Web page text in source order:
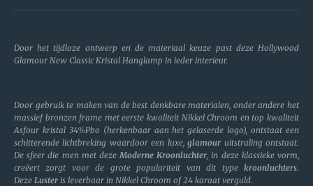
Door het tijdloze ontwerp en de materiaal keuze past deze Hollywood
Glamour New Classic Kristal Hanglamp in ieder interieur.
Door gebruik te maken van de best denkbare materialen, onder andere het
massief bronzen frame met eerste kwaliteit Nikkel Chroom en top kwaliteit
Asfour kristal 34%Pbo (herkenbaar aan het gelaserde logo), ontstaat een
schitterende lichtbreking waardoor een luxe,glamour uitstraling ontstaat.
De sfeer die men met dezeModerne Kroonluchter, in deze klassieke vorm,
creëert zorgt voor de grote populariteit van dit type kroonluchters.
Deze Luster is leverbaar in Nikkel Chroom of 24 karaat verguld.